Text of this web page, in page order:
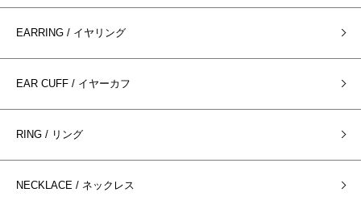
EARRING / イヤリング
EAR CUFF / イヤーカフ
RING / リング
NECKLACE / ネックレス